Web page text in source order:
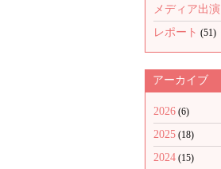
メディア出演
レポート (51)
アーカイブ
2026 (6)
2025 (18)
2024 (15)